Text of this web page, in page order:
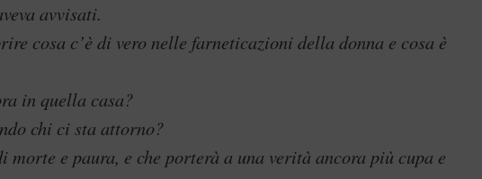
avvisati.
cosa c’è di vero nelle farneticazioni della donna e cosa è
in quella casa?
chi ci sta attorno?
e paura, e che porterà a una verità ancora più cupa e